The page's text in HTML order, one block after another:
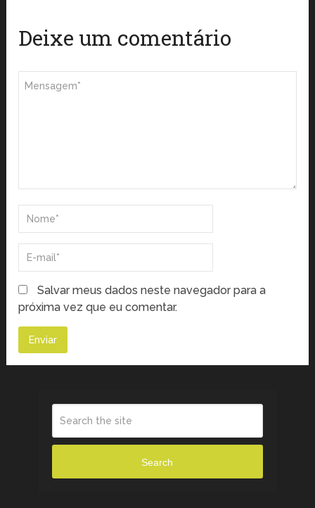
Deixe um comentário
Salvar meus dados neste navegador para a
próxima vez que eu comentar.
Search